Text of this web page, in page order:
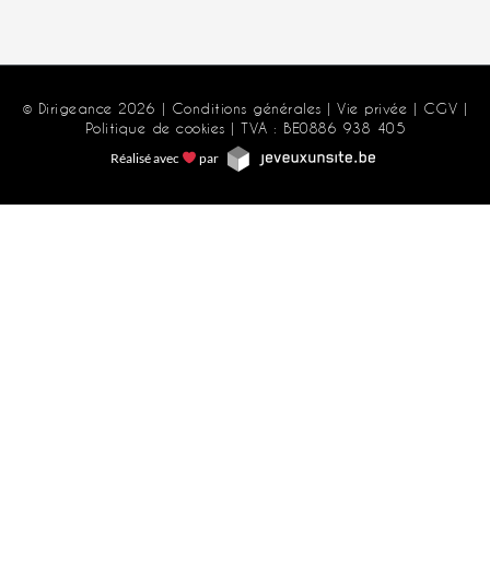
© Dirigeance 2026 | Conditions générales |Vie privée | CGV |
Politique de cookies | TVA : BE0886 938 405
Réalisé avec
par